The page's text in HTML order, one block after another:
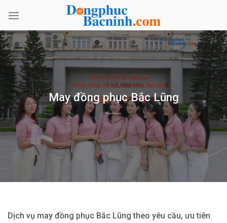
qua
nội
dung
May đồng phục Bắc Lũng
Dịch vụ may đồng phục Bắc Lũng theo yêu cầu, ưu tiên